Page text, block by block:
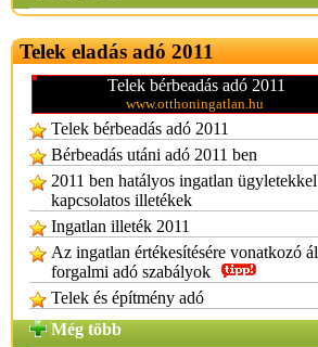
Telek eladás adó 2011
Telek bérbeadás adó 2011
www.otthoningatlan.hu
Telek bérbeadás adó 2011
Bérbeadás utáni adó 2011 ben
2011 ben hatályos ingatlan ügyletekkel
kapcsolatos illetékek
Ingatlan illeték 2011
Az ingatlan értékesítésére vonatkozó
forgalmi adó szabályok
Telek és építmény adó
Még több